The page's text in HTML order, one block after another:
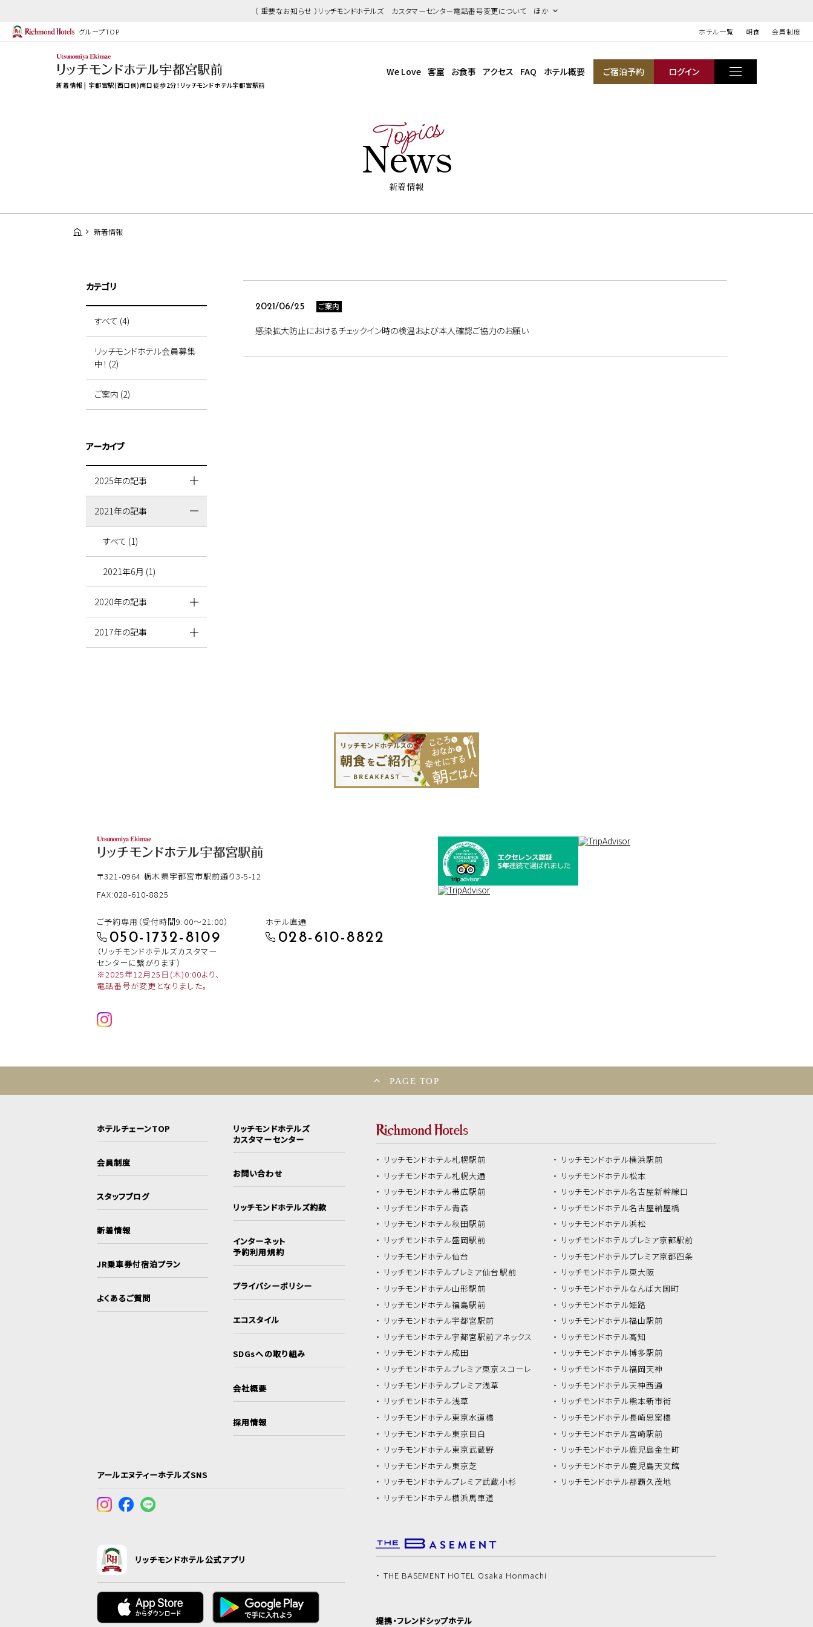
（ 重要なお知らせ ）リッチモンドホテルズ カスタマーセンター電話番号変更について ほか
グループTOP ホテル一覧 朝食 会員制度
新着情報 | 宇都宮駅(西口側)南口徒歩2分！リッチモンドホテル宇都宮駅前
We Love 客室 お食事 アクセス FAQ ホテル概要 ご宿泊予約 ログイン
News
Topics
新着情報
新着情報
2021/06/25 ご案内
感染拡大防止におけるチェックイン時の検温および本人確認ご協力のお願い
カテゴリ
すべて (4)
リッチモンドホテル会員募集
中！ (2)
ご案内 (2)
アーカイブ
2025年の記事
2021年の記事
すべて (1)
2021年6月 (1)
2020年の記事
2017年の記事
〒321-0964栃木県宇都宮市駅前通り3-5-12
FAX:028-610-8825
ご予約専用（受付時間9:00～21:00）
050-1732-8109
（リッチモンドホテルズカスタマー
センターに繋がります）
※2025年12月25日(木)0:00より、
電話番号が変更となりました。
ホテル直通
028-610-8822
PAGE TOP
ホテルチェーンTOP
会員制度
スタッフブログ
新着情報
JR乗車券付宿泊プラン
よくあるご質問
リッチモンドホテルズ
カスタマーセンター
お問い合わせ
リッチモンドホテルズ約款
インターネット
予約利用規約
プライバシーポリシー
エコスタイル
SDGsへの取り組み
会社概要
採用情報
アールエヌティーホテルズSNS
リッチモンドホテル公式アプリ
リッチモンドホテル札幌駅前
リッチモンドホテル札幌大通
リッチモンドホテル帯広駅前
リッチモンドホテル青森
リッチモンドホテル秋田駅前
リッチモンドホテル盛岡駅前
リッチモンドホテル仙台
リッチモンドホテルプレミア仙台駅前
リッチモンドホテル山形駅前
リッチモンドホテル福島駅前
リッチモンドホテル宇都宮駅前
リッチモンドホテル宇都宮駅前アネックス
リッチモンドホテル成田
リッチモンドホテルプレミア東京スコーレ
リッチモンドホテルプレミア浅草
リッチモンドホテル浅草
リッチモンドホテル東京水道橋
リッチモンドホテル東京目白
リッチモンドホテル東京武蔵野
リッチモンドホテル東京芝
リッチモンドホテルプレミア武蔵小杉
リッチモンドホテル横浜馬車道
リッチモンドホテル横浜駅前
リッチモンドホテル松本
リッチモンドホテル名古屋新幹線口
リッチモンドホテル名古屋納屋橋
リッチモンドホテル浜松
リッチモンドホテルプレミア京都駅前
リッチモンドホテルプレミア京都四条
リッチモンドホテル東大阪
リッチモンドホテルなんば大国町
リッチモンドホテル姫路
リッチモンドホテル福山駅前
リッチモンドホテル高知
リッチモンドホテル博多駅前
リッチモンドホテル福岡天神
リッチモンドホテル天神西通
リッチモンドホテル熊本新市街
リッチモンドホテル長崎思案橋
リッチモンドホテル宮崎駅前
リッチモンドホテル鹿児島金生町
リッチモンドホテル鹿児島天文館
リッチモンドホテル那覇久茂地
THE BASEMENT HOTEL Osaka Honmachi
提携・フレンドシップホテル